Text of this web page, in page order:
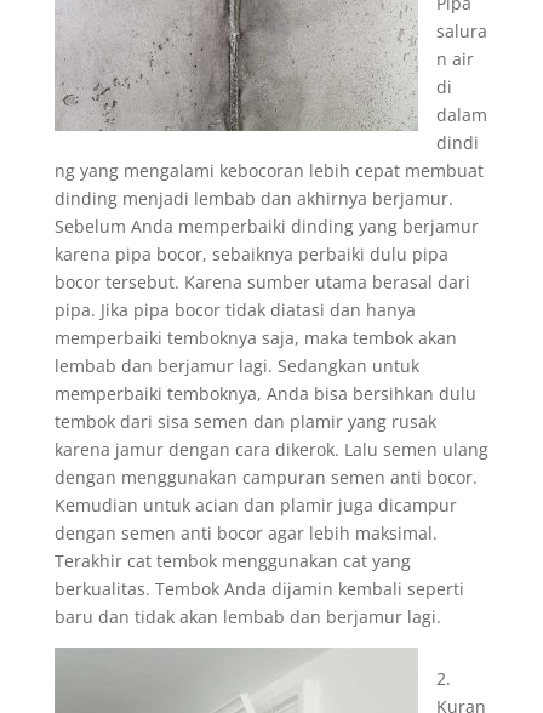
salura
n air
di
dalam
dindi
ng yang mengalami kebocoran lebih cepat membuat
dinding menjadi lembab dan akhirnya berjamur.
Sebelum Anda memperbaiki dinding yang berjamur
karena pipa bocor, sebaiknya perbaiki dulu pipa
bocor tersebut. Karena sumber utama berasal dari
pipa. Jika pipa bocor tidak diatasi dan hanya
memperbaiki temboknya saja, maka tembok akan
lembab dan berjamur lagi. Sedangkan untuk
memperbaiki temboknya, Anda bisa bersihkan dulu
tembok dari sisa semen dan plamir yang rusak
karena jamur dengan cara dikerok. Lalu semen ulang
dengan menggunakan campuran semen anti bocor.
Kemudian untuk acian dan plamir juga dicampur
dengan semen anti bocor agar lebih maksimal.
Terakhir cat tembok menggunakan cat yang
berkualitas. Tembok Anda dijamin kembali seperti
baru dan tidak akan lembab dan berjamur lagi.
2.
Kuran